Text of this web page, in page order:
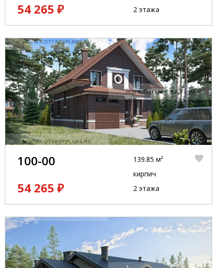
54 265 ₽
2 этажа
100-00
54 265 ₽
139.85 м²
кирпич
2 этажа